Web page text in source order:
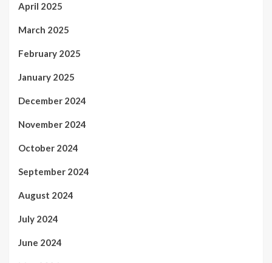
April 2025
March 2025
February 2025
January 2025
December 2024
November 2024
October 2024
September 2024
August 2024
July 2024
June 2024